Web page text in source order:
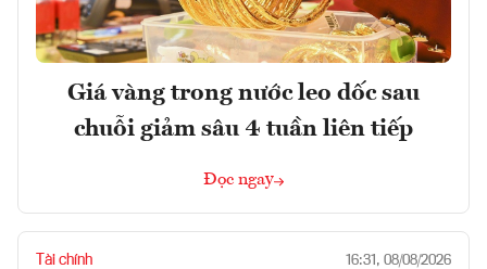
Giá vàng trong nước leo dốc sau
chuỗi giảm sâu 4 tuần liên tiếp
Đọc ngay
Tài chính 16:31, 08/08/2026